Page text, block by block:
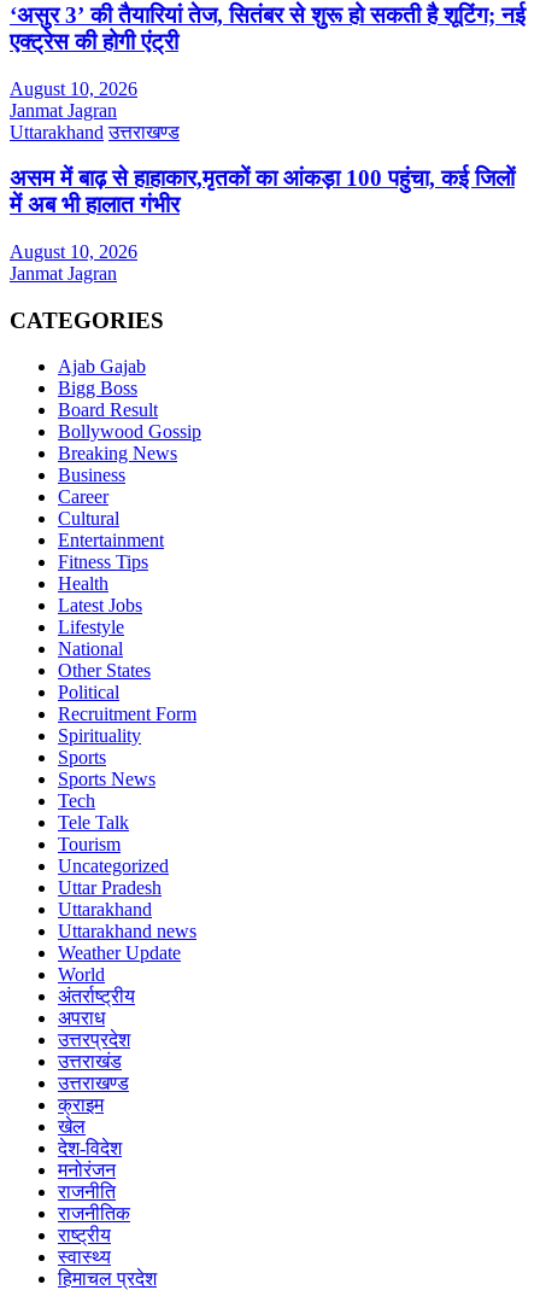
‘असुर 3’ की तैयारियां तेज, सितंबर से शुरू हो सकती है शूटिंग; नई
एक्ट्रेस की होगी एंट्री
August 10, 2026
Janmat Jagran
Uttarakhand उत्तराखण्ड
असम में बाढ़ से हाहाकार,मृतकों का आंकड़ा 100 पहुंचा, कई जिलों
में अब भी हालात गंभीर
August 10, 2026
Janmat Jagran
CATEGORIES
Ajab Gajab
Bigg Boss
Board Result
Bollywood Gossip
Breaking News
Business
Career
Cultural
Entertainment
Fitness Tips
Health
Latest Jobs
Lifestyle
National
Other States
Political
Recruitment Form
Spirituality
Sports
Sports News
Tech
Tele Talk
Tourism
Uncategorized
Uttar Pradesh
Uttarakhand
Uttarakhand news
Weather Update
World
अंतर्राष्ट्रीय
अपराध
उत्तरप्रदेश
उत्तराखंड
उत्तराखण्ड
क्राइम
खेल
देश-विदेश
मनोरंजन
राजनीति
राजनीतिक
राष्ट्रीय
स्वास्थ्य
हिमाचल प्रदेश